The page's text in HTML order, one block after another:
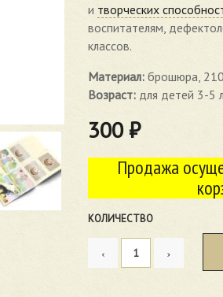
и творческих
воспитателям,
классов.
Материал: брошюра,
Возраст: для детей 3-5
300₽
Продажа
КОЛИЧЕСТВО